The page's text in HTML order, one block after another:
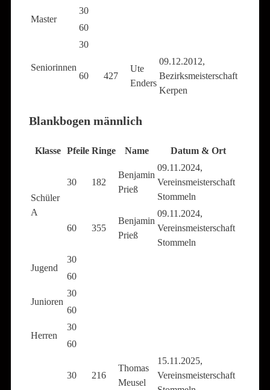
Master
30
60
Seniorinnen
30
60 427
Ute
Enders
09.12.2012,
Bezirksmeisterschaft
Kerpen
Blankbogen männlich
Klasse Pfeile Ringe Name Datum & Ort
Schüler
A
30 182
Benjamin
Prieß
09.11.2024,
Vereinsmeisterschaft
Stommeln
60 355
Benjamin
Prieß
09.11.2024,
Vereinsmeisterschaft
Stommeln
Jugend
30
60
Junioren
30
60
Herren
30
60
30 216
Thomas
Meusel
15.11.2025,
Vereinsmeisterschaft